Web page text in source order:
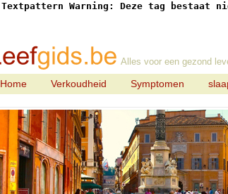
Textpattern Warning: Deze tag bestaat
Alles voor een gezond
Home Verkoudheid Symptomen